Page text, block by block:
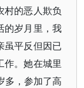
村的恶人欺负
的岁月里，我
虽平反但因已
作。她在城里
多，参加了高